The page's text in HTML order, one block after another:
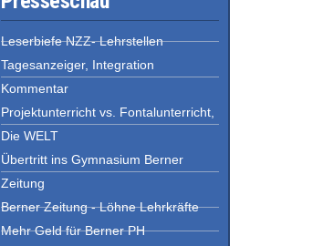
Leserbiefe NZZ- Lehrstellen
Tagesanzeiger, Integration
Kommentar
Projektunterricht vs. Fontalunterricht,
Die WELT
Übertritt ins Gymnasium Berner
Zeitung
Berner Zeitung - Löhne Lehrkräfte
Mehr Geld für Berner PH